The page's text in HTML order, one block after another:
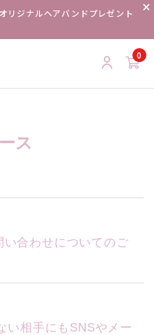
リジナルヘアバンドプレゼント
0
ス
合わせについてのご
い相手にもSNSやメー